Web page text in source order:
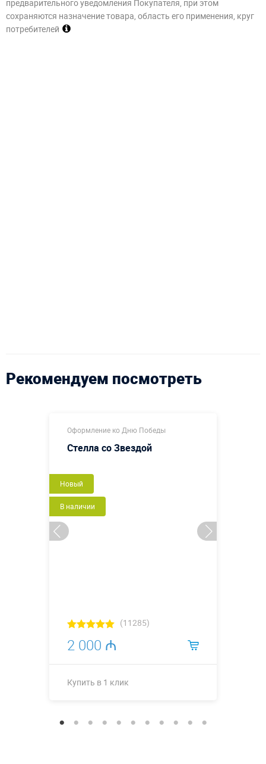
предварительного уведомления Покупателя, при этом
сохраняются назначение товара, область его применения, круг
потребителей
Рекомендуем посмотреть
Оформление ко Дню Победы
Стелла со Звездой
Новый
В наличии
(11285)
2 000 ₼
Купить в 1 клик